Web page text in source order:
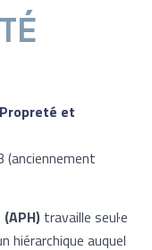
et
(anciennement
travaille seul·e
hiérarchique auquel